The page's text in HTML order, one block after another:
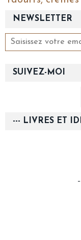
NEWSLETTER
SUIVEZ-MOI
--- LIVRES ET